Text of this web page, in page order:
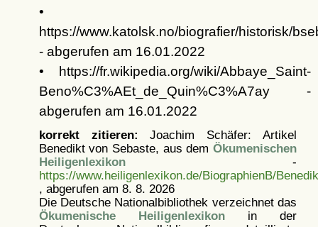
•
https://www.katolsk.no/biografier/historisk/
- abgerufen am 16.01.2022
• https://fr.wikipedia.org/wiki/Abbaye_Saint-
Beno%C3%AEt_de_Quin%C3%A7ay -
abgerufen am 16.01.2022
korrekt zitieren: Joachim Schäfer: Artikel
Benedikt von Sebaste, aus dem Ökumenischen
Heiligenlexikon-
https://www.heiligenlexikon.de/BiographienB/
, abgerufen am 8. 8. 2026
Die Deutsche Nationalbibliothek verzeichnet das
Ökumenische Heiligenlexikonin der